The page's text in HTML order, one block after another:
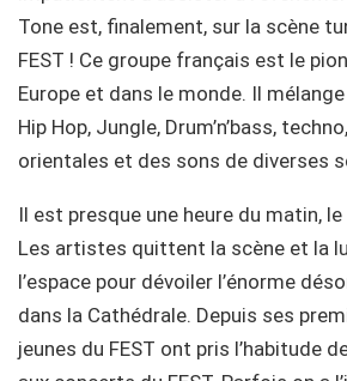
Tone est, finalement, sur la scène
FEST ! Ce groupe français est le
Europe et dans le monde. Il
Hip Hop, Jungle, Drum’n’bass,
orientales et des sons de diverses
Il est presque une heure du matin,
Les artistes quittent la scène et la
l’espace pour dévoiler l’énorme
dans la Cathédrale. Depuis ses
jeunes du FEST ont pris l’habitude